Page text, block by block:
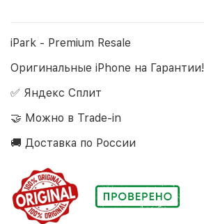
iPark - Premium Resale
Оригинальные iPhone на Гарантии!
✅ Яндекс Сплит
🤝 Можно в Trade-in
🚚 Доставка по России